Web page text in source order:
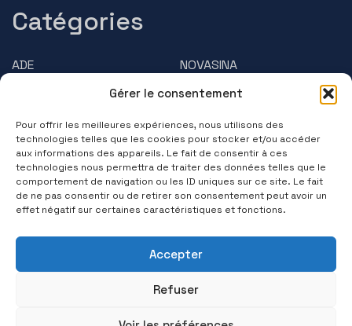
Gérer le consentement
Pour offrir les meilleures expériences, nous utilisons des
technologies telles que les cookies pour stocker et/ou accéder
aux informations des appareils. Le fait de consentir à ces
technologies nous permettra de traiter des données telles que le
comportement de navigation ou les ID uniques sur ce site. Le fait
de ne pas consentir ou de retirer son consentement peut avoir un
effet négatif sur certaines caractéristiques et fonctions.
Accepter
Refuser
Catégories
ADE
BRUSS
NOVASINA
PRECISA
Questions/Réponses
Contactez-nous
(+33) 01 39 11 55 75
Suivez-nous